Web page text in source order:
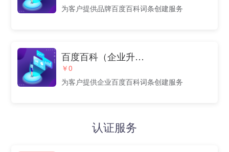
为客户提供品牌百度百科词条创建服务
百度百科（企业升级版）
￥0
为客户提供企业百度百科词条创建服务
认证服务